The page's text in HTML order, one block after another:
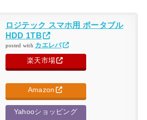
ロジテック スマホ用 ポータブル
HDD 1TB
posted with カエレバ
楽天市場
Amazon
Yahooショッピング